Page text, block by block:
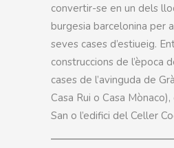
convertir-se en un dels
burgesia barcelonina per
seves cases d’estiueig.
construccions de l’època
cases de l’avinguda de
Casa Rui o Casa
San o l’edifici del Celler